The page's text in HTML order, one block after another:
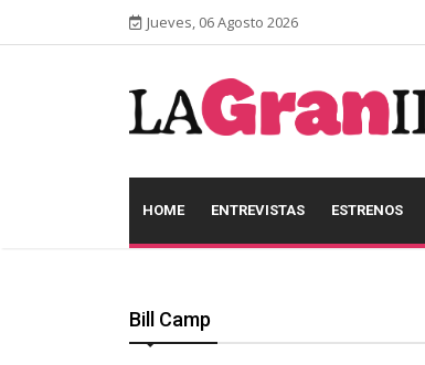
Jueves, 06 Agosto 2026
HOME ENTREVISTAS ESTRENOS
Bill Camp